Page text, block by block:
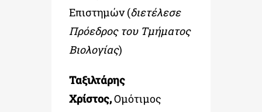
Επιστημών (διετέλεσε
Πρόεδρος του Τμήματος
Βιολογίας)
Ταξιλτάρης
Χρίστος,Ομότιμος